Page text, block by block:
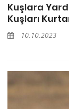
Kuşlara
Kuşları
10.10.2023